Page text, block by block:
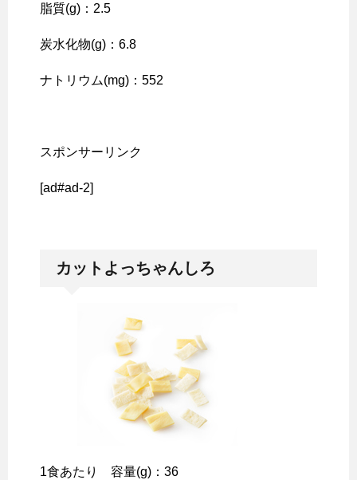
脂質(g)：2.5
炭水化物(g)：6.8
ナトリウム(mg)：552
スポンサーリンク
[ad#ad-2]
カットよっちゃんしろ
1食あたり 容量(g)：36